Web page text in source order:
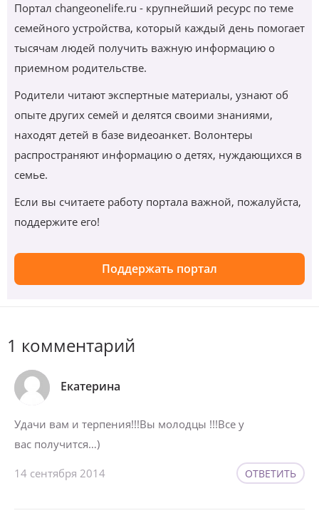
Портал changeonelife.ru - крупнейший ресурс по теме
семейного устройства, который каждый день помогает
тысячам людей получить важную информацию о
приемном родительстве.
Родители читают экспертные материалы, узнают об
опыте других семей и делятся своими знаниями,
находят детей в базе видеоанкет. Волонтеры
распространяют информацию о детях, нуждающихся в
семье.
Если вы считаете работу портала важной, пожалуйста,
поддержите его!
Поддержать портал
1 комментарий
Екатерина
Удачи вам и терпения!!!Вы молодцы !!!Все у
вас получится…)
14 сентября 2014 ОТВЕТИТЬ